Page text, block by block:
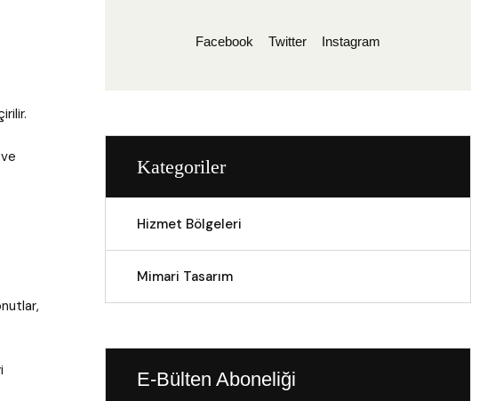
Facebook Twitter Instagram
Kategoriler
Hizmet Bölgeleri
Mimari Tasarım
E-Bülten Aboneliği